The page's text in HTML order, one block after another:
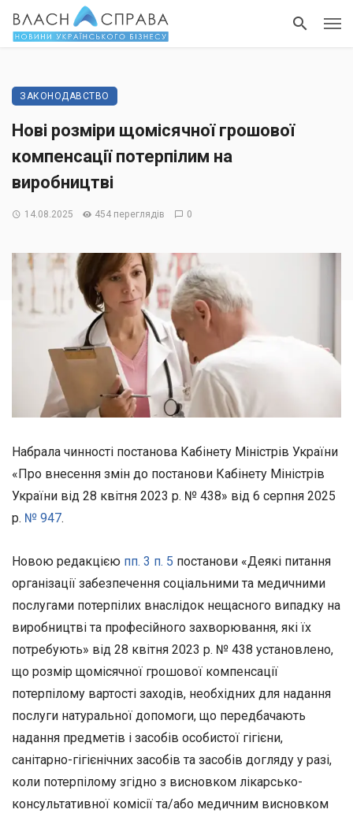
ЗАКОНОДАВСТВО
Нові розміри щомісячної грошової
компенсації потерпілим на
виробництві
14.08.2025 454 переглядів 0
Набрала чинності постанова Кабінету Міністрів України
«Про внесення змін до постанови Кабінету Міністрів
України від 28 квітня 2023 р. № 438» від 6 серпня 2025
р. № 947.
Новою редакцією пп. 3 п. 5 постанови «Деякі питання
організації забезпечення соціальними та медичними
послугами потерпілих внаслідок нещасного випадку на
виробництві та професійного захворювання, які їх
потребують» від 28 квітня 2023 р. № 438 установлено,
що розмір щомісячної грошової компенсації
потерпілому вартості заходів, необхідних для надання
послуги натуральної допомоги, що передбачають
надання предметів і засобів особистої гігієни,
санітарно-гігієнічних засобів та засобів догляду у разі,
коли потерпілому згідно з висновком лікарсько-
консультативної комісії та/або медичним висновком